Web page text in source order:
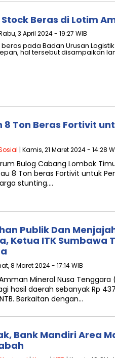
Beras di Lotim
3 April 2024 - 19:27 WIB
pada Badan Urusan
hal tersebut disampaikan
8 Ton Beras Fortivit
| Kamis, 21 Maret 2024 - 14:28
Bulog Cabang Lombok
8 Ton beras Fortivit untuk
stunting….
Publik Dan
Ketua ITK Sumbawa
8 Maret 2024 - 17:14 WIB
Mineral Nusa Tenggara
hasil daerah sebanyak Rp
Berkaitan dengan…
Bank Mandiri Area